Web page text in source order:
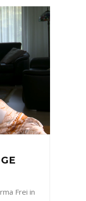
Frei in